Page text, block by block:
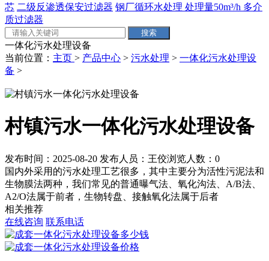
芯 二级反渗透保安过滤器 钢厂循环水处理 处理量50m³/h 多介
质过滤器
一体化污水处理设备
当前位置： 主页 > 产品中心 > 污水处理 > 一体化污水处理设
备 >
村镇污水一体化污水处理设备
发布时间：2025-08-20 发布人员：王佼浏览人数： 0
国内外采用的污水处理工艺很多，其中主要分为活性污泥法和
生物膜法两种，我们常见的普通曝气法、氧化沟法、A/B法、
A2/O法属于前者，生物转盘、接触氧化法属于后者
相关推荐
在线咨询 联系电话